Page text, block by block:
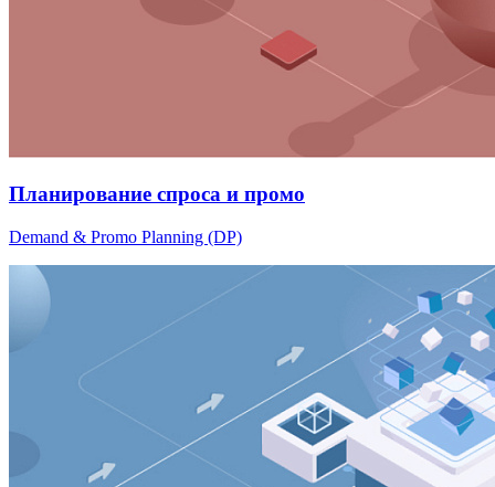
Планирование спроса и промо
Demand & Promo Planning (DP)